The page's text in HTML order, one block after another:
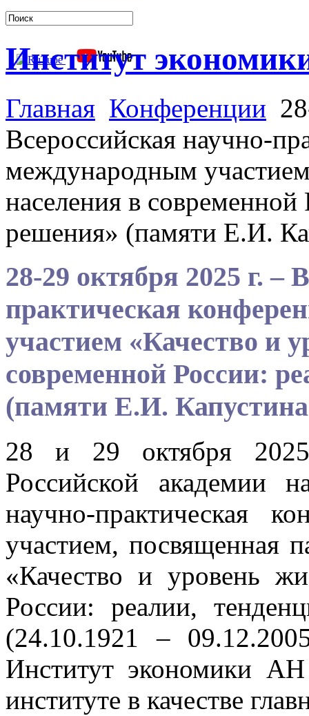
Институт
Главная Конференции
Всероссийская научно-
международным
населения в
решения» (памяти Е.И.
28-29 октября 2025 г. –
практическая
участием «Качество и
современной России:
(памяти Е.И.
28 и 29 октября
Российской академии
научно-практическая
участием, посвященная
«Качество и уровень
России: реалии,
(24.10.1921 –
Институт экономики
институте в качестве